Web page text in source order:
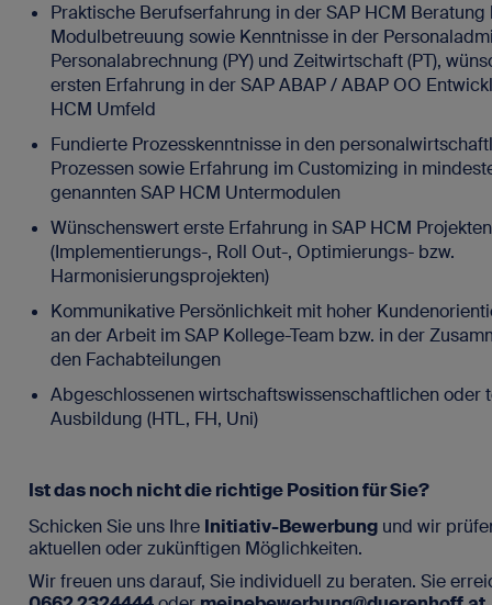
Praktische Berufserfahrung in der SAP HCM Beratung
Modulbetreuung sowie Kenntnisse in der
Personalabrechnung (PY) und Zeitwirtschaft (PT),
ersten Erfahrung in der SAP ABAP / ABAP OO
HCM Umfeld
Fundierte Prozesskenntnisse in den
Prozessen sowie Erfahrung im Customizing in
genannten SAP HCM Untermodulen
Wünschenswert erste Erfahrung in SAP HCM Projekten
(Implementierungs-, Roll Out-, Optimierungs- bzw.
Harmonisierungsprojekten)
Kommunikative Persönlichkeit mit hoher
an der Arbeit im SAP Kollege-Team bzw. in der
den Fachabteilungen
Abgeschlossenen wirtschaftswissenschaftlichen oder
Ausbildung (HTL, FH, Uni)
Ist das noch nicht die richtige Position für Sie?
Schicken Sie uns Ihre Initiativ-Bewerbung und wir
aktuellen oder zukünftigen Möglichkeiten.
Wir freuen uns darauf, Sie individuell zu beraten. Sie